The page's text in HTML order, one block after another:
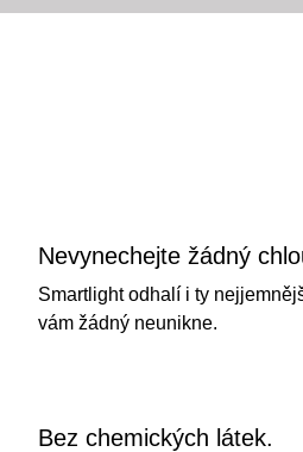
Nevynechejte žádný
Smartlight odhalí i ty
vám žádný neunikne.
Bez chemických látek.